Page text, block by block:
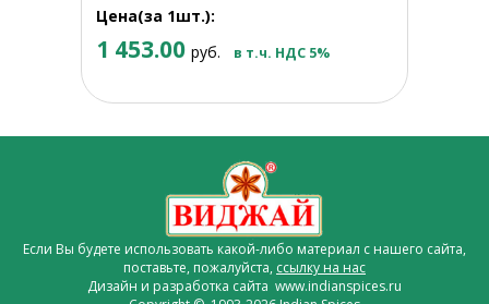
Цена(за 1шт.):
1 453.00 руб. в т.ч. НДС 5%
Если Вы будете использовать какой-либо материал с нашего сайта,
поставьте, пожалуйста, ссылку на нас
Дизайн и разработка сайта www.indianspices.ru